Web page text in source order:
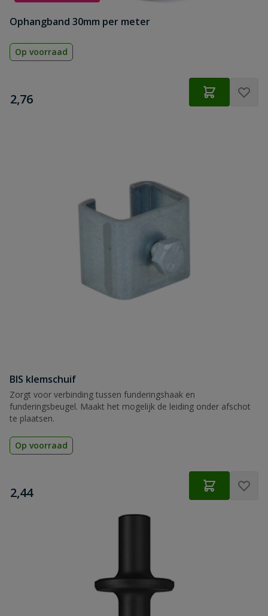
Ophangband 30mm per meter
Op voorraad
€
2,76
BIS klemschuif
Zorgt voor verbinding tussen funderingshaak en
funderingsbeugel. Maakt het mogelijk de leiding onder afschot
te plaatsen.
Op voorraad
€
2,44